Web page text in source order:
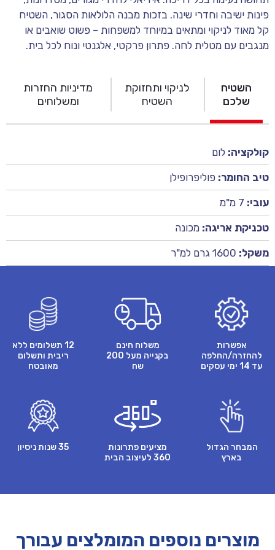
פינות ישיבה וחדרי שינה. בזכות מבנה הלולאות הסגור, השטיח
קל מאוד לניקוי ומתאים במיוחד למשפחות – פשוט שואבים או
מנגבים עם מטלית לחה. פתרון פרקטי, אלגנטי ונוח לכל בית.
השטיח
שלכם
לניקוי ותחזוקת
השטיח
מדיניות החזרות
ומשלוחים
קולקציה: לום
טיב החומר: פוליפרופילן
עובי: 7 מ"מ
טכניקת אריגה: מכונה
משקל: 1600 גרם למ"ר
אפשרות
להחזרה/החלפה
עד 14 ימי עסקים
משלוח חינם
בקנייה מעל 200
שח
12 תשלומים ללא
ריבית ותשלום
מאובטח
המבחר הגדול
בארץ
מציעים פתרונות
360 לעיצוב הבית
35 שנות ניסיון
מוצרים נוספים המומלצים עבורך